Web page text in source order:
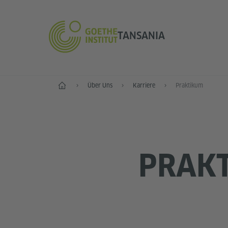
TANSANIA
Start Über Uns Karriere Praktikum